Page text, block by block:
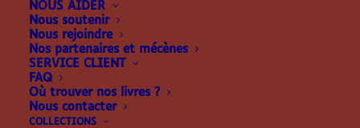
NOUS AIDER
Nous soutenir
Nous rejoindre
Nos partenaires et mécènes
SERVICE CLIENT
FAQ
Où trouver nos livres ?
Nous contacter
COLLECTIONS